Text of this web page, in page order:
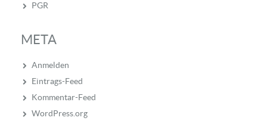
PGR
META
Anmelden
Eintrags-Feed
Kommentar-Feed
WordPress.org